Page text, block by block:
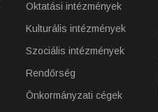
Oktatási intézmények
Kulturális intézmények
Szociális intézmények
Rendőrség
Önkormányzati cégek